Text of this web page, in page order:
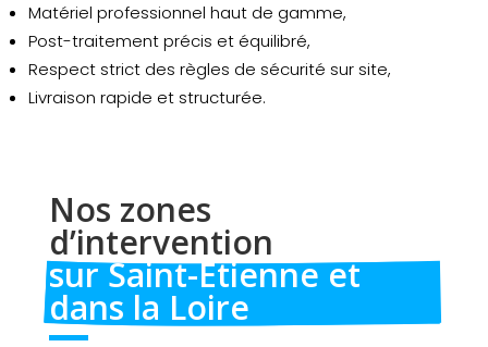
Matériel professionnel haut de gamme,
Post-traitement précis et équilibré,
Respect strict des règles de sécurité sur site,
Livraison rapide et structurée.
Nos zones
d’intervention
sur Saint-Etienne et
dans la Loire